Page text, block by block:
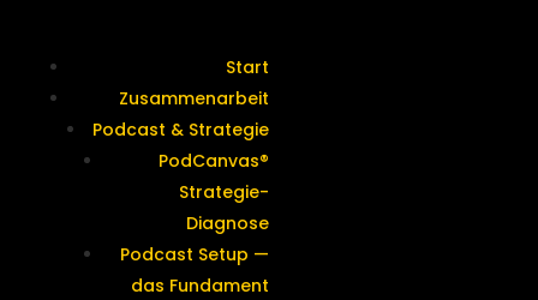
Start
Zusammenarbeit
Podcast & Strategie
PodCanvas®
Strategie-
Diagnose
Podcast Setup —
das Fundament